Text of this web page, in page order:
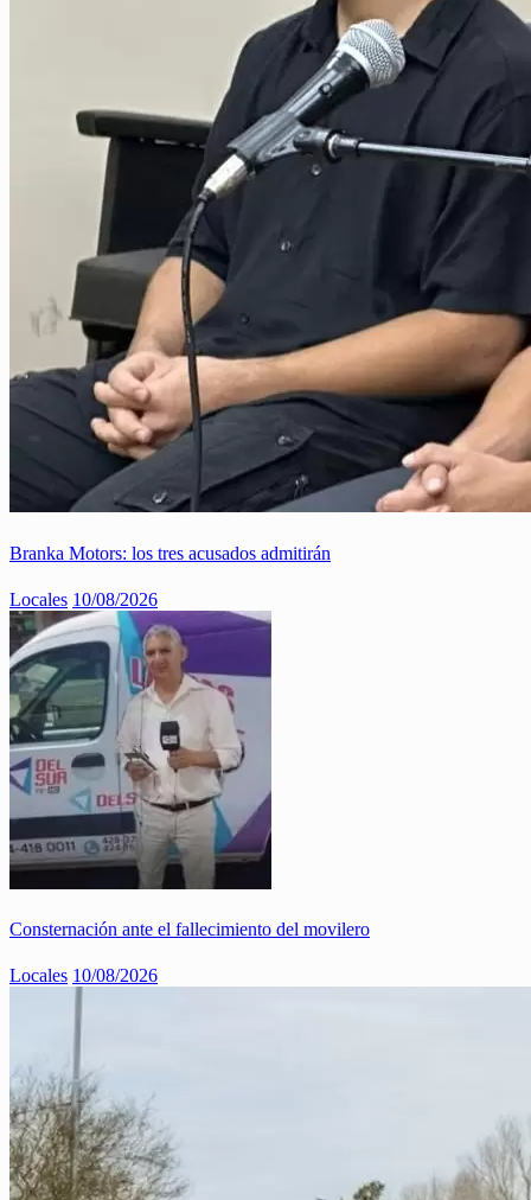
Branka Motors: los tres acusados admitirán
Locales 10/08/2026
Consternación ante el fallecimiento del movilero
Locales 10/08/2026